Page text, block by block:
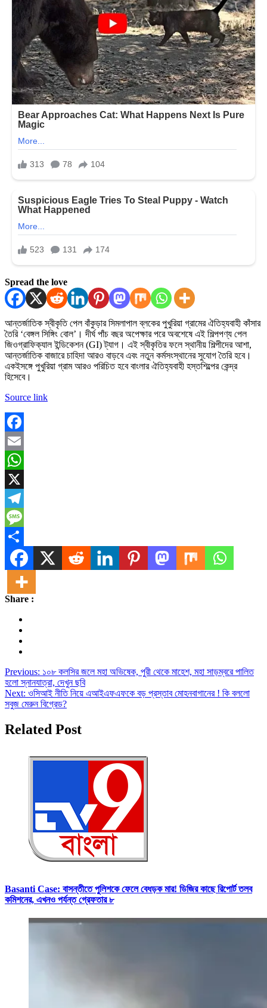
Spread the love
আন্তর্জাতিক স্বীকৃতি পেল বাঁকুড়ার সিমলাপাল ব্লকের পুখুরিয়া গ্রামের ঐতিহ্যবাহী কাঁসার
তৈরি ‘বেঙ্গল সিঙ্গিং বোল’। দীর্ঘ পাঁচ বছর অপেক্ষার পরে অবশেষে এই শিল্পপণ্য পেল
জিওগ্রাফিক্যাল ইন্ডিকেশন (GI) ট্যাগ। এই স্বীকৃতির ফলে স্থানীয় শিল্পীদের আশা,
আন্তর্জাতিক বাজারে চাহিদা আরও বাড়বে এবং নতুন কর্মসংস্থানের সুযোগ তৈরি হবে।
একইসঙ্গে পুখুরিয়া গ্রাম আরও পরিচিত হবে বাংলার ঐতিহ্যবাহী হস্তশিল্পের কেন্দ্র
হিসেবে।
Source link
Facebook
Email
WhatsApp
X
Telegram
Message
Share
Share :
Post
navigation
Previous: ১০৮ কলসির জলে মহা অভিষেক, পুরী থেকে মাহেশ, মহা সাড়ম্বরে পালিত
হলো স্নানযাত্রা, দেখুন ছবি
Next: ওসিআই নীতি নিয়ে এআইএফএফকে বড় প্রস্তাব মোহনবাগানের ! কি বললো
সবুজ মেরুন বিগ্রেড?
Related Post
Basanti Case: বাসন্তীতে পুলিশকে ফেলে বেধড়ক মার! ডিজির কাছে রিপোর্ট তলব
কমিশনের, এখনও পর্যন্ত গ্রেফতার ৮